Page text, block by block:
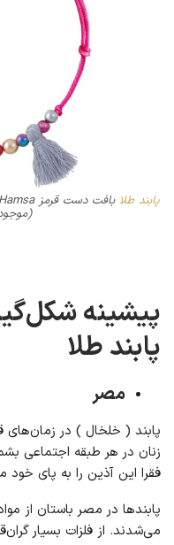
پابند طلا
پیشینه
پابند طلا
مصر
پابند ( خلخال ) در
زنان در هر طبقه اجتماعی
فقرا این آذین را به پای خود
پابندها در مصر باستان از
می‌شدند. از فلزات بسیار